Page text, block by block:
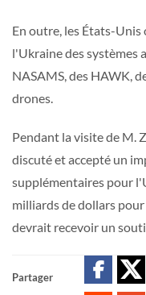
En outre, les États-
l'Ukraine des systèmes
NASAMS, des HAWK,
drones.
Pendant la visite de M.
discuté et accepté un
supplémentaires pour
milliards de dollars
devrait recevoir un
Partager